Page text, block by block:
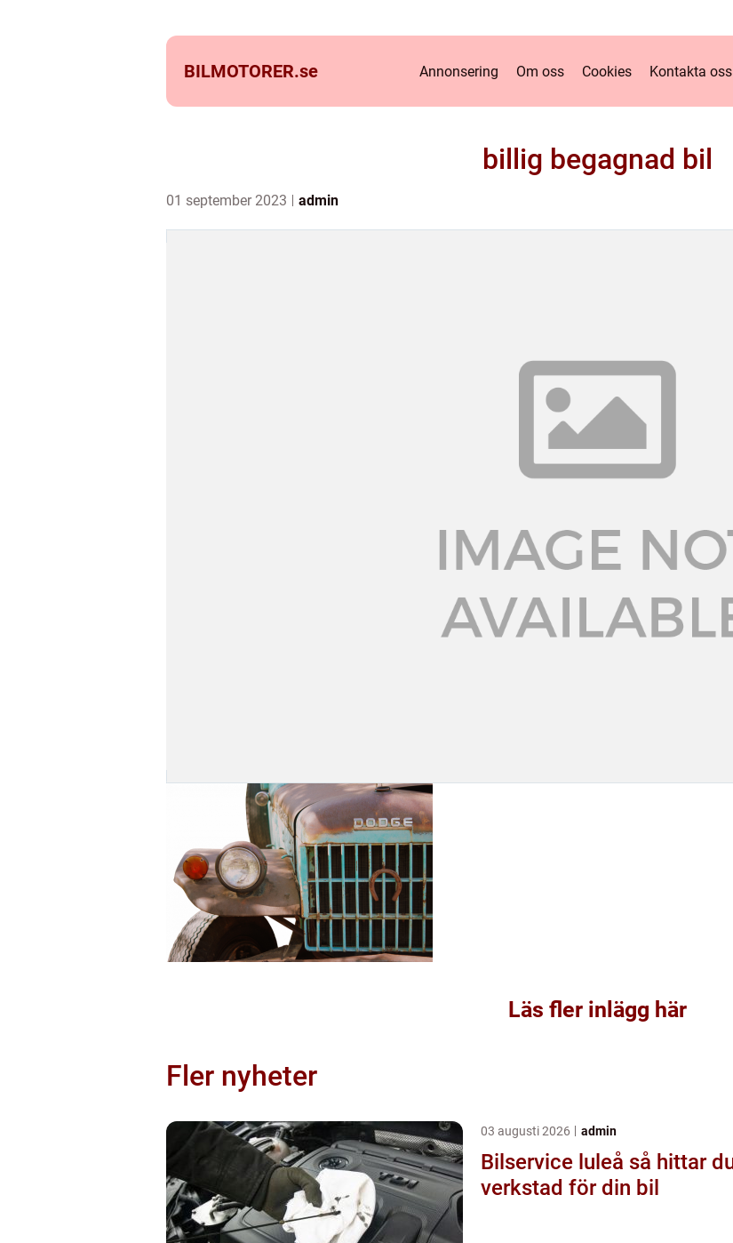
BILMOTORER.se Annonsering Om oss Cookies Kontakta oss
billig begagnad bil
01 september 2023 admin
Läs fler inlägg här
Fler nyheter
03 augusti 2026 admin
Bilservice luleå så hittar du rätt
verkstad för din bil